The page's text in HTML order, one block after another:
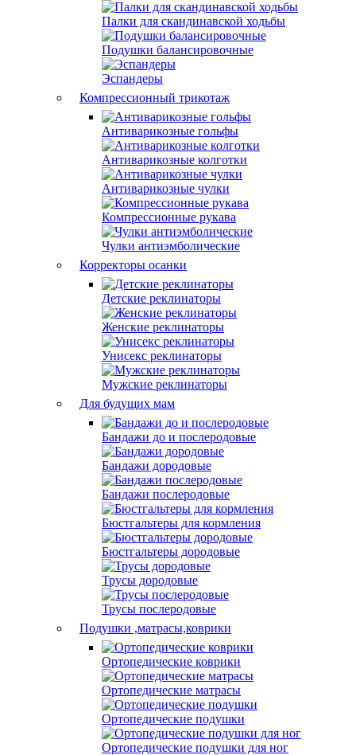
Палки для скандинавской ходьбы
Подушки балансировочные
Эспандеры
Компрессионный трикотаж
Антиварикозные гольфы
Антиварикозные колготки
Антиварикозные чулки
Компрессионные рукава
Чулки антиэмболические
Корректоры осанки
Детские реклинаторы
Женские реклинаторы
Унисекс реклинаторы
Мужские реклинаторы
Для будущих мам
Бандажи до и послеродовые
Бандажи дородовые
Бандажи послеродовые
Бюстгальтеры для кормления
Бюстгальтеры дородовые
Трусы дородовые
Трусы послеродовые
Подушки ,матрасы,коврики
Ортопедические коврики
Ортопедические матрасы
Ортопедические подушки
Ортопедические подушки для ног